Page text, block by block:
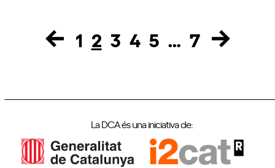
Page
1 Page
2 Page
3 Page
4 Page
5 … Page
7
La DCA és una iniciativa de: